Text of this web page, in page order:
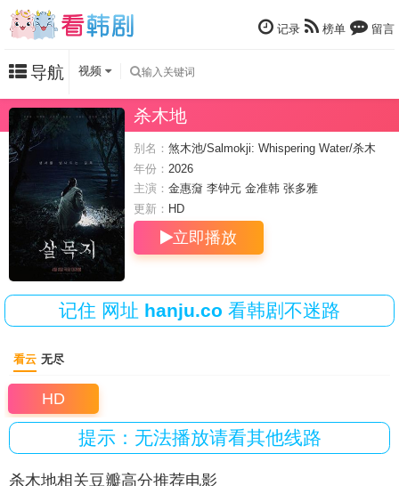
记录 榜单 留言
导航 视频
杀木地
别名： 煞木池/Salmokji: Whispering Water/杀木
池
年份： 2026
主演： 金惠奫 李钟元 金准韩 张多雅
更新： HD
立即播放
记住 网址 hanju.co 看韩剧不迷路
看云 无尽
HD
提示：无法播放请看其他线路
杀木地相关豆瓣高分推荐电影